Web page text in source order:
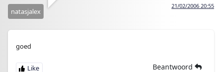
21/02/2006 20:55
natasjalex
goed
Beantwoord